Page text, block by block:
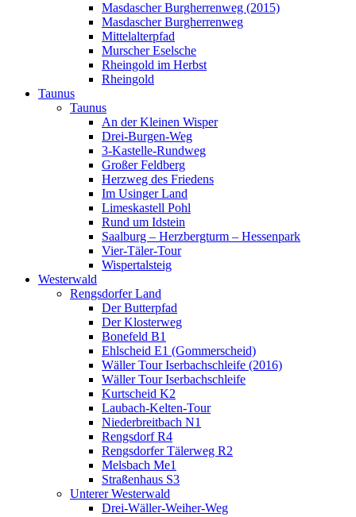
Masdascher Burgherrenweg (2015)
Masdascher Burgherrenweg
Mittelalterpfad
Murscher Eselsche
Rheingold im Herbst
Rheingold
Taunus
Taunus
An der Kleinen Wisper
Drei-Burgen-Weg
3-Kastelle-Rundweg
Großer Feldberg
Herzweg des Friedens
Im Usinger Land
Limeskastell Pohl
Rund um Idstein
Saalburg – Herzbergturm – Hessenpark
Vier-Täler-Tour
Wispertalsteig
Westerwald
Rengsdorfer Land
Der Butterpfad
Der Klosterweg
Bonefeld B1
Ehlscheid E1 (Gommerscheid)
Wäller Tour Iserbachschleife (2016)
Wäller Tour Iserbachschleife
Kurtscheid K2
Laubach-Kelten-Tour
Niederbreitbach N1
Rengsdorf R4
Rengsdorfer Tälerweg R2
Melsbach Me1
Straßenhaus S3
Unterer Westerwald
Drei-Wäller-Weiher-Weg